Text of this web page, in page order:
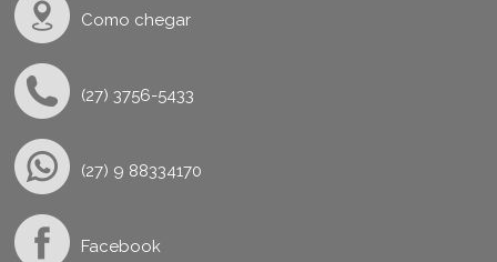
Como chegar
(27) 3756-5433
(27) 9 88334170
Facebook